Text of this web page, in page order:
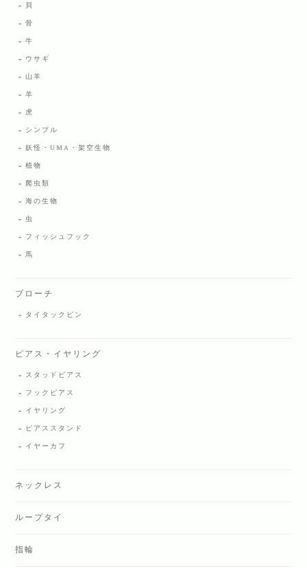
貝
骨
牛
ウサギ
山羊
羊
虎
シンプル
妖怪・UMA・架空生物
植物
爬虫類
海の生物
虫
フィッシュフック
馬
ブローチ
タイタックピン
ピアス・イヤリング
スタッドピアス
フックピアス
イヤリング
ピアススタンド
イヤーカフ
ネックレス
ループタイ
指輪